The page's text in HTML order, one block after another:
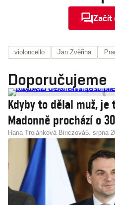
Začít
violoncello Jan Zvěřina
Doporučujeme
Kdyby to dělal muž,
Madonně prochází o
Hana Trojánková Biriczová5. srpna